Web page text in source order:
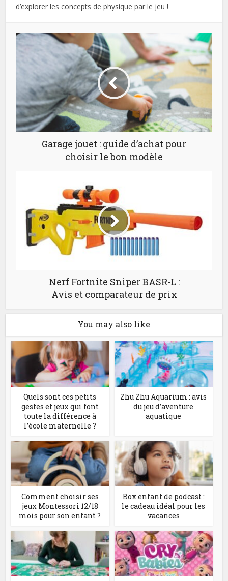
d’explorer les concepts de physique par le jeu !
Garage jouet : guide d’achat pour
choisir le bon modèle
Nerf Fortnite Sniper BASR-L :
Avis et comparateur de prix
You may also like
Quels sont ces petits
gestes et jeux qui font
toute la différence à
l’école maternelle ?
Zhu Zhu Aquarium : avis
du jeu d’aventure
aquatique
Comment choisir ses
jeux Montessori 12/18
mois pour son enfant ?
Box enfant de podcast :
le cadeau idéal pour les
vacances